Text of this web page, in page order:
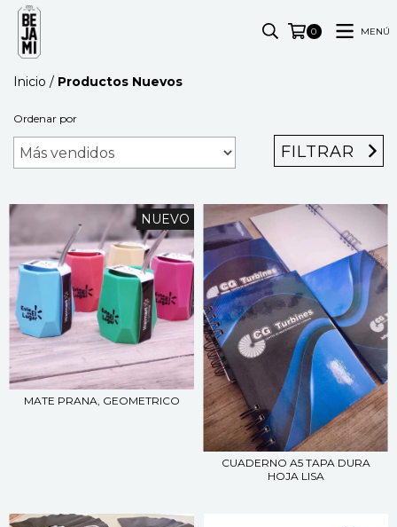
0 MENÚ
Inicio / Productos Nuevos
Ordenar por
FILTRAR
NUEVO
MATE PRANA, GEOMETRICO
CUADERNO A5 TAPA DURA
HOJA LISA